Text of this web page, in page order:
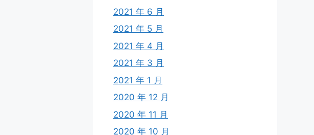
2021 年 6 月
2021 年 5 月
2021 年 4 月
2021 年 3 月
2021 年 1 月
2020 年 12 月
2020 年 11 月
2020 年 10 月